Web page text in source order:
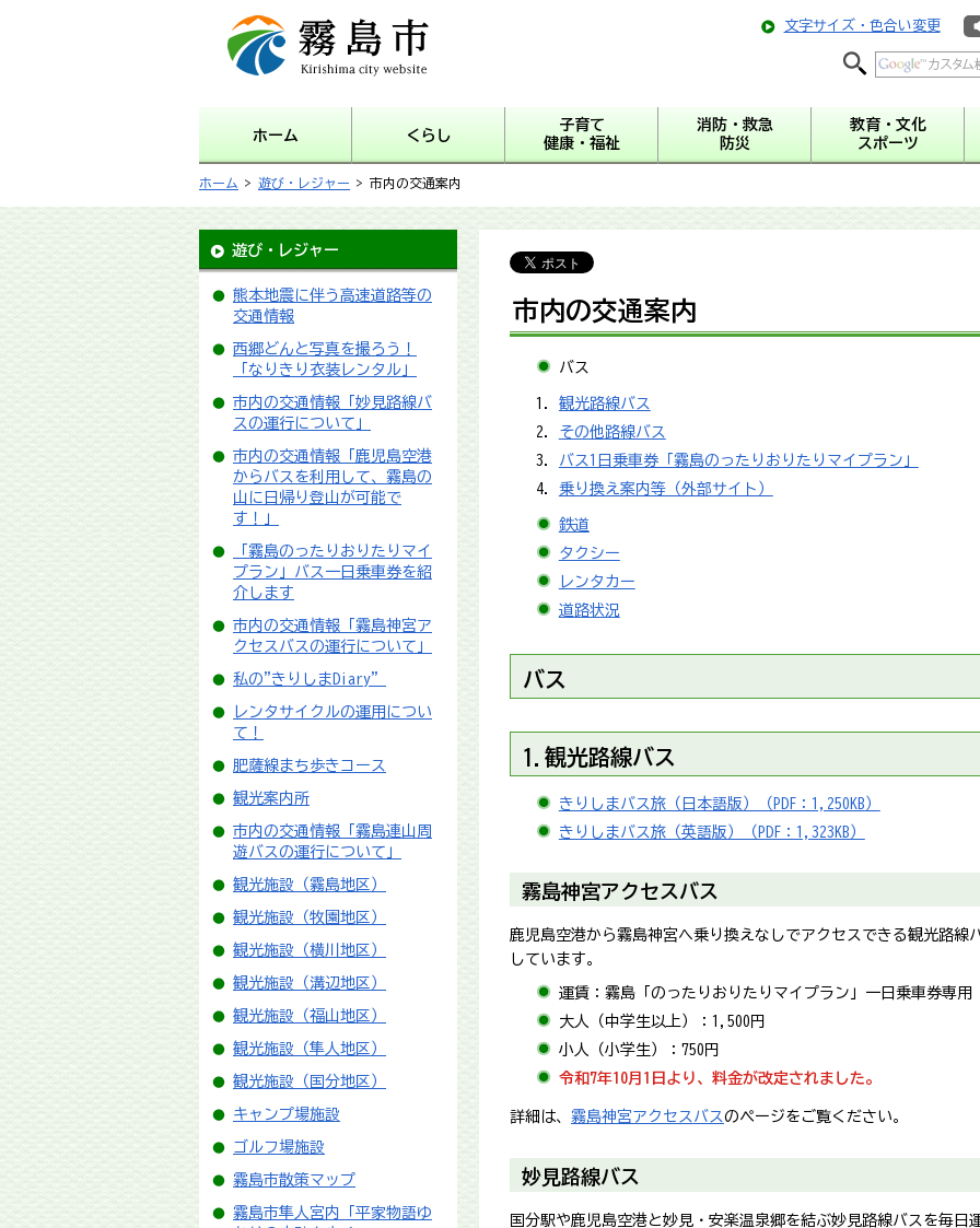
霧島市 Kirishima city
website
文字サイズ・色合い変更
ホーム くらし
子育て
健康・福祉
消防・救急
防災
教育・文化
スポーツ
ホーム > 遊び・レジャー > 市内の交通案内
遊び・レジャー
熊本地震に伴う高速道路等の
交通情報
西郷どんと写真を撮ろう！
「なりきり衣装レンタル」
市内の交通情報「妙見路線バ
スの運行について」
市内の交通情報「鹿児島空港
からバスを利用して、霧島の
山に日帰り登山が可能で
す！」
「霧島のったりおりたりマイ
プラン」バス一日乗車券を紹
介します
市内の交通情報「霧島神宮ア
クセスバスの運行について」
私の"きりしまDiary”
レンタサイクルの運用につい
て！
肥薩線まち歩きコース
観光案内所
市内の交通情報「霧島連山周
遊バスの運行について」
観光施設（霧島地区）
観光施設（牧園地区）
観光施設（横川地区）
観光施設（溝辺地区）
観光施設（福山地区）
観光施設（隼人地区）
観光施設（国分地区）
キャンプ場施設
ゴルフ場施設
霧島市散策マップ
霧島市隼人宮内「平家物語ゆ
市内の交通案内
バス
観光路線バス
その他路線バス
バス1日乗車券「霧島のったりおりたりマイプラン」
乗り換え案内等（外部サイト）
鉄道
タクシー
レンタカー
道路状況
バス
1.観光路線バス
きりしまバス旅（日本語版）（PDF：1,250KB）
きりしまバス旅（英語版）（PDF：1,323KB）
霧島神宮アクセスバス
鹿児島空港から霧島神宮へ乗り換えなしでアクセスできる観光路線
しています。
運賃：霧島「のったりおりたりマイプラン」一日乗車券専用
大人（中学生以上）：1,500円
小人（小学生）：750円
令和7年10月1日より、料金が改定されました。
詳細は、 霧島神宮アクセスバスのページをご覧ください。
妙見路線バス
国分駅や鹿児島空港と妙見・安楽温泉郷を結ぶ妙見路線バスを毎日